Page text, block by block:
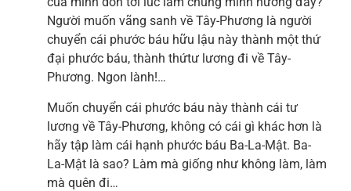
Người muốn vãng sanh về Tây-Phương là người
chuyển cái phước báu hữu lậu này thành một thứ
đại phước báu, thành thứtư lương đi về Tây-
Phương. Ngon lành!…
Muốn chuyển cái phước báu này thành cái tư
lương về Tây-Phương, không có cái gì khác hơn là
hãy tập làm cái hạnh phước báu Ba-La-Mật. Ba-
La-Mật là sao? Làm mà giống như không làm, làm
mà quên đi…